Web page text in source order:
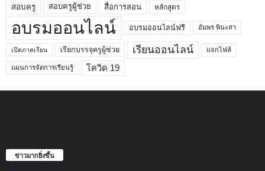
สอบครู สอบครูผู้ช่วย สื่อการสอน หลักสูตร
อบรมออนไลน์ อบรมออนไลน์ฟรี อัมพร พินะสา
เปิดภาคเรียน เรียกบรรจุครูผู้ช่วย เรียนออนไลน์ แจกไฟล์
แผนการจัดการเรียนรู้ โควิด 19
ข่าวมากยิ่งขึ้น